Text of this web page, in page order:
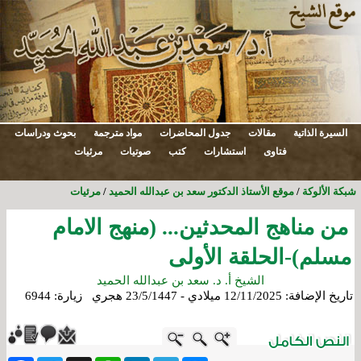
السيرة الذاتية مقالات جدول المحاضرات مواد مترجمة
بحوث ودراسات
فتاوى
استشارات كتب صوتيات مرئيات
شبكة الألوكة / موقع الأستاذ الدكتور سعد بن عبدالله الحميد / مرئيات
من مناهج المحدثين... (منهج الامام
مسلم)-الحلقة الأولى
الشيخ أ. د. سعد بن عبدالله الحميد
تاريخ الإضافة: 12/11/2025 ميلادي - 23/5/1447 هجري زيارة: 6944